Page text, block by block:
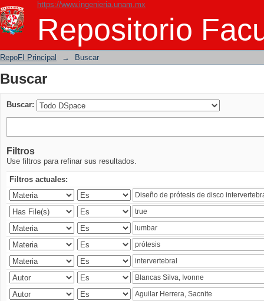
https://www.ingenieria.unam.mx
Repositorio
Buscar
RepoFI Principal → Buscar
Buscar
Buscar:
Filtros
Use filtros para refinar sus resultados.
Filtros actuales: